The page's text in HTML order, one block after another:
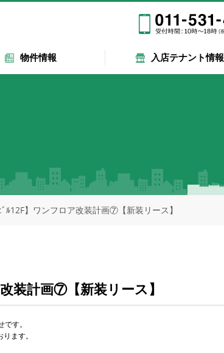
物件情報 入店テナント情報
ﾋﾞﾙ12F】ワンフロア改装計画⑦【新装リース】
装計画⑦【新装リース】
す。
ます。